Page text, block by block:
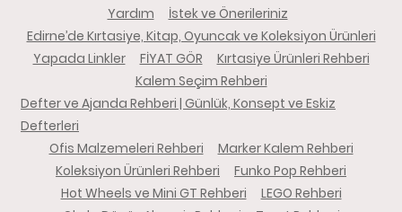
Yardım
İstek ve Önerileriniz
Edirne’de Kırtasiye, Kitap, Oyuncak ve Koleksiyon Ürünleri
Yapada Linkler
FİYAT GÖR
Kırtasiye Ürünleri Rehberi
Kalem Seçim Rehberi
Defter ve Ajanda Rehberi | Günlük, Konsept ve Eskiz
Defterleri
Ofis Malzemeleri Rehberi
Marker Kalem Rehberi
Koleksiyon Ürünleri Rehberi
Funko Pop Rehberi
Hot Wheels ve Mini GT Rehberi
LEGO Rehberi